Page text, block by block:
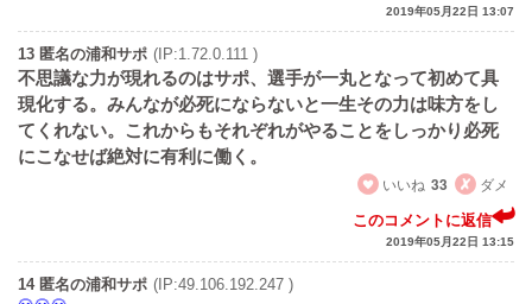
2019年05月22日 13:07
13 匿名の浦和サポ (IP:1.72.0.111 )
不思議な力が現れるのはサポ、選手が一丸となって初めて具
現化する。みんなが必死にならないと一生その力は味方をし
てくれない。これからもそれぞれがやることをしっかり必死
にこなせば絶対に有利に働く。
いいね 33 ダメ
このコメントに返信
2019年05月22日 13:15
14 匿名の浦和サポ (IP:49.106.192.247 )